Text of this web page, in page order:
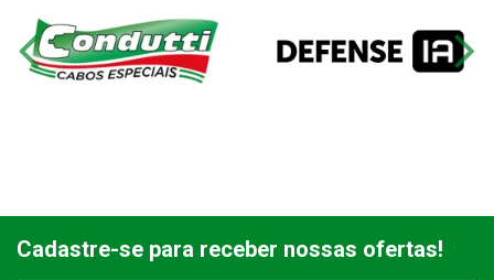
Cadastre-se para receber nossas ofertas!